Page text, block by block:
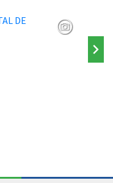
PONTE